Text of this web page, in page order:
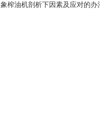
象榨油机剖析下因素及应对的办